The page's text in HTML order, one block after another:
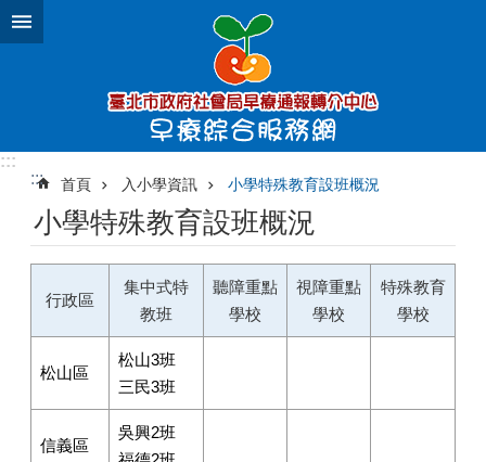
跳到主要內容區塊
:::
:::
首頁 入小學資訊 小學特殊教育設班概況
小學特殊教育設班概況
行政區
集中式特
教班
聽障重點
學校
視障重點
學校
特殊教育
學校
松山區
松山3班
三民3班
信義區
吳興2班